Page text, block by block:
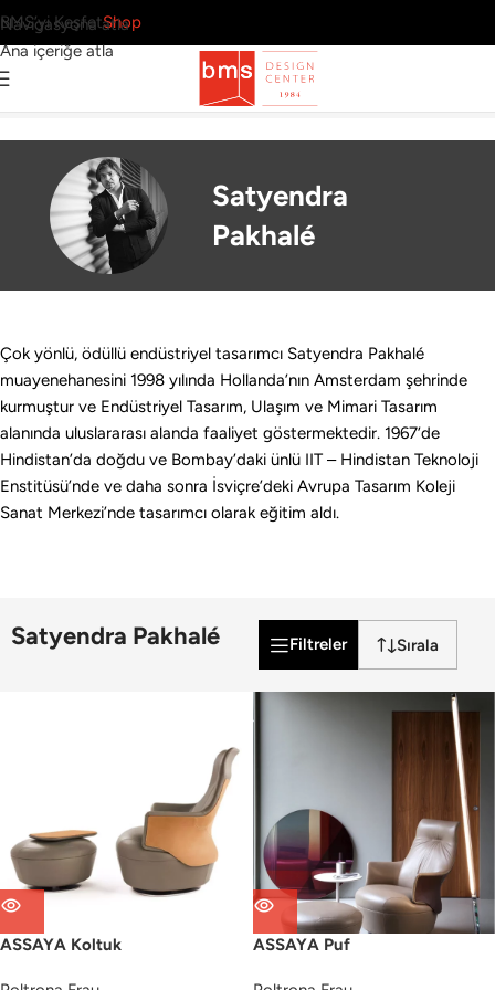
Navigasyona atla
Ana içeriğe atla
BMS’yi KeşfetShop
Satyendra Pakhalé
Satyendra
Pakhalé
Çok yönlü, ödüllü endüstriyel tasarımcı Satyendra Pakhalé
muayenehanesini 1998 yılında Hollanda’nın Amsterdam şehrinde
kurmuştur ve Endüstriyel Tasarım, Ulaşım ve Mimari Tasarım
alanında uluslararası alanda faaliyet göstermektedir. 1967’de
Hindistan’da doğdu ve Bombay’daki ünlü IIT – Hindistan Teknoloji
Enstitüsü’nde ve daha sonra İsviçre’deki Avrupa Tasarım Koleji
Sanat Merkezi’nde tasarımcı olarak eğitim aldı.
Satyendra Pakhalé Filtreler
ASSAYA Koltuk ASSAYA Puf